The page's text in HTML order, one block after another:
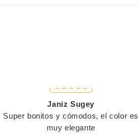
Janiz Sugey
Super bonitos y cómodos, el color es
muy elegante